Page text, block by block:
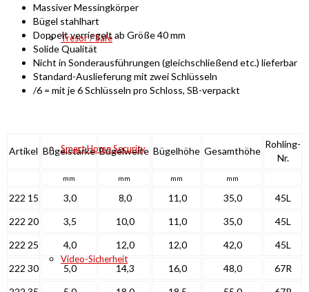
Tresor / Safe
Smart Home Security
Video-Sicherheit
Massiver Messingkörper
Bügel stahlhart
Doppelt verriegelt ab Größe 40 mm
Solide Qualität
Nicht in Sonderausführungen (gleichschließend etc.) lieferbar
Standard-Auslieferung mit zwei Schlüsseln
/6 = mit je 6 Schlüsseln pro Schloss, SB-verpackt
Artikel Bügelstärke Bügelweite Bügelhöhe Gesamthöhe
Rohling-
Nr.
mm mm mm mm
222 15 3,0 8,0 11,0 35,0
45L
222 20
3,5 10,0 11,0 35,0
45L
222 25
4,0 12,0 12,0 42,0
45L
222 30
5,0 14,3 16,0 48,0
67R